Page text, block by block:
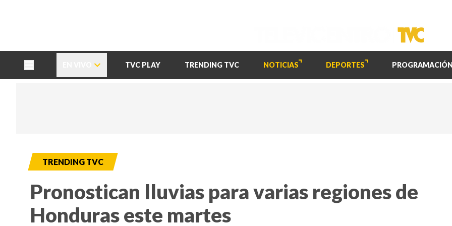
TVC PLAY TRENDING TVC NOTICIAS DEPORTES PROGRAMACIÓN
TRENDING TVC
Pronostican lluvias para varias regiones de
Honduras este martes